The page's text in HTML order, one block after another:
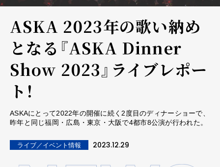
ASKA 2023年の歌い納め
となる『ASKA Dinner
Show 2023』ライブレポー
ト！
ASKAにとって2022年の開催に続く2度⽬のディナーショーで、
昨年と同じ福岡・広島・東京・⼤阪で4都市8公演が⾏われた。
ライブ／イベント情報 2023.12.29